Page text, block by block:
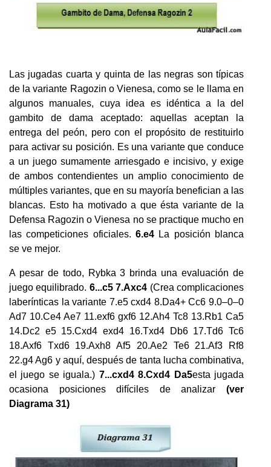
Las jugadas cuarta y quinta de las negras son típicas
de la variante Ragozin o Vienesa, como se le llama en
algunos manuales, cuya idea es idéntica a la del
gambito de dama aceptado: aquellas aceptan la
entrega del peón, pero con el propósito de restituirlo
para activar su posición. Es una variante que conduce
a un juego sumamente arriesgado e incisivo, y exige
de ambos contendientes un amplio conocimiento de
múltiples variantes, que en su mayoría benefician a las
blancas. Esto ha motivado a que ésta variante de la
Defensa Ragozin o Vienesa no se practique mucho en
las competiciones oficiales. 6.e4 La posición blanca
se ve mejor.
A pesar de todo, Rybka 3 brinda una evaluación de
juego equilibrado. 6...c5 7.Axc4 (Crea complicaciones
laberínticas la variante 7.e5 cxd4 8.Da4+ Cc6 9.0–0–0
Ad7 10.Ce4 Ae7 11.exf6 gxf6 12.Ah4 Tc8 13.Rb1 Ca5
14.Dc2 e5 15.Cxd4 exd4 16.Txd4 Db6 17.Td6 Tc6
18.Axf6 Txd6 19.Axh8 Af5 20.Ae2 Te6 21.Af3 Rf8
22.g4 Ag6 y aquí, después de tanta lucha combinativa,
el juego se iguala.) 7...cxd4 8.Cxd4 Da5esta jugada
ocasiona posiciones difíciles de analizar (ver
Diagrama 31)